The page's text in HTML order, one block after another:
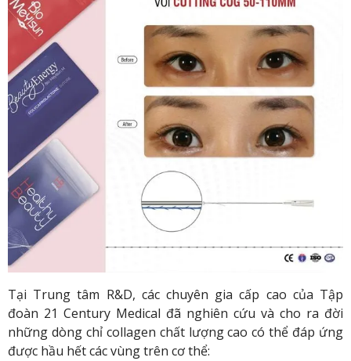
Tại Trung tâm R&D, các chuyên gia cấp cao của Tập
đoàn 21 Century Medical đã nghiên cứu và cho ra đời
những dòng chỉ collagen chất lượng cao có thể đáp ứng
được hầu hết các vùng trên cơ thể: